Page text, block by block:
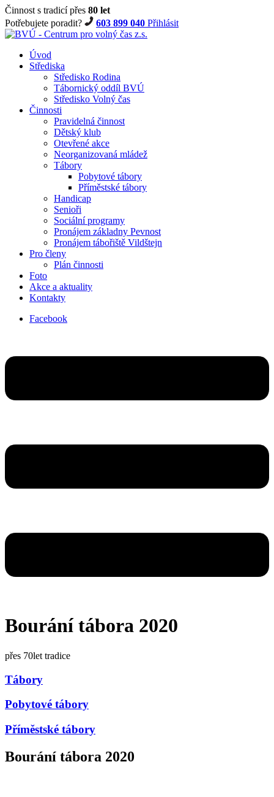
Činnost s tradicí přes 80 let
Potřebujete poradit?
603 899 040 Přihlásit
Úvod
Střediska
Středisko Rodina
Tábornický oddíl BVÚ
Středisko Volný čas
Činnosti
Pravidelná činnost
Dětský klub
Otevřené akce
Neorganizovaná mládež
Tábory
Pobytové tábory
Příměstské tábory
Handicap
Senioři
Sociální programy
Pronájem základny Pevnost
Pronájem tábořiště Vildštejn
Pro členy
Plán činnosti
Foto
Akce a aktuality
Kontakty
Facebook
Bourání tábora 2020
přes 70let tradice
Tábory
Pobytové tábory
Příměstské tábory
Bourání tábora 2020